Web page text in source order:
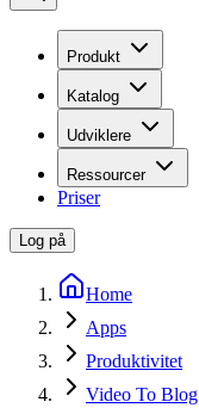
Produkt
Katalog
Udviklere
Ressourcer
Priser
Log på
Home
Apps
Produktivitet
Video To Blog